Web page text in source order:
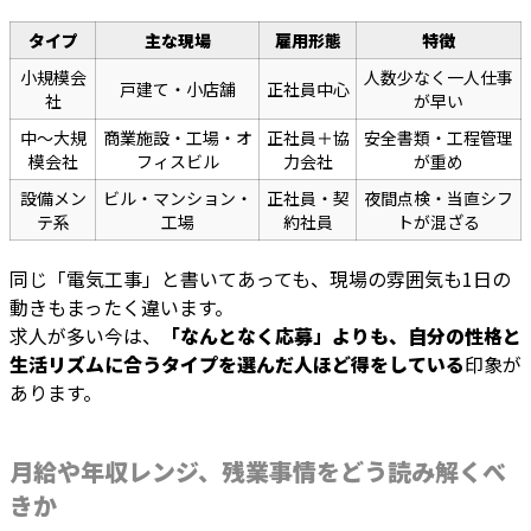
タイプ 主な現場 雇用形態
特徴
小規模会
社
戸建て・小店舗 正社員中心
人数少なく一人仕事
が早い
中〜大規
模会社
商業施設・工場・オ
フィスビル
正社員＋協
力会社
安全書類・工程管理
が重め
設備メン
テ系
ビル・マンション・
工場
正社員・契
約社員
夜間点検・当直シフ
トが混ざる
同じ「電気工事」と書いてあっても、現場の雰囲気も1日の
動きもまったく違います。
求人が多い今は、
「なんとなく応募」よりも、自分の性格と
生活リズムに合うタイプを選んだ人ほど得をしている印象が
あります。
月給や年収レンジ、残業事情をどう読み解くべ
きか